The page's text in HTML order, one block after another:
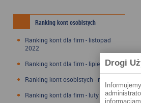
Ranking kont osobistych
Ranking kont dla firm - listopad
2022
Ranking kont dla firm - lipiec 2022
Ranking kont osobistych - maj 2022
Ranking kont dla firm - luty 2022
Drogi